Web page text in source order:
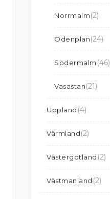
Norrmalm(2)
Odenplan(24)
Södermalm (46)
Vasastan(21)
Uppland (4)
Värmland(2)
Västergötland (2)
Västmanland (2)